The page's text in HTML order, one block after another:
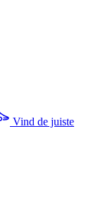
Vind de juiste